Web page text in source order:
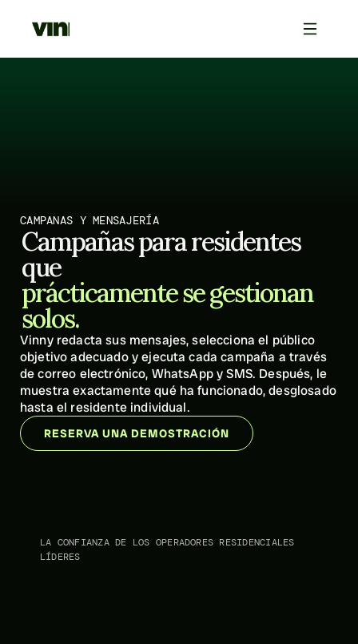
CAMPANAS Y MENSAJERÍA
Campañas para residentes
que
prácticamente se gestionan
solos.
Vinny redacta sus mensajes, selecciona el público
objetivo adecuado y ejecuta cada campaña a través
de correo electrónico, WhatsApp y SMS. Después, le
muestra exactamente qué ha funcionado, desglosado
hasta el residente individual.
RESERVA UNA DEMOSTRACIÓN
LA CONFIANZA DE LOS OPERADORES RESIDENCIALES
LÍDERES